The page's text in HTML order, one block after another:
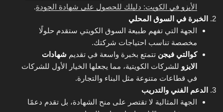
الأيزو في الكويت: دليلك للحصول على شهادة الجودة.
الخبرة في السوق المحلي
الجهة التي تفهم طبيعة السوق الكويتي ستقدم حلولًا
مخصصة تناسب احتياجات شركتك.
كوالتي فيجن تتمتع بخبرة واسعة في تقديم شهادات
الايزو للشركات الكويتية، مما يجعلها الخيار الأول للشركات
في قطاعات متنوعة مثل البناء والتجارة.
الدعم الفني والتدريب
الجهة المثالية لا تقتصر على منح الشهادة، بل تقدم دعمًا